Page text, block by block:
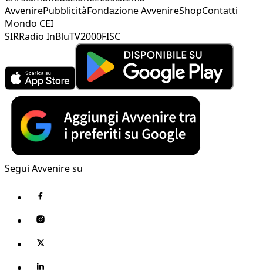
AvvenirePubblicitàFondazione AvvenireShopContatti
Mondo CEI
SIRRadio InBluTV2000FISC
Segui Avvenire su